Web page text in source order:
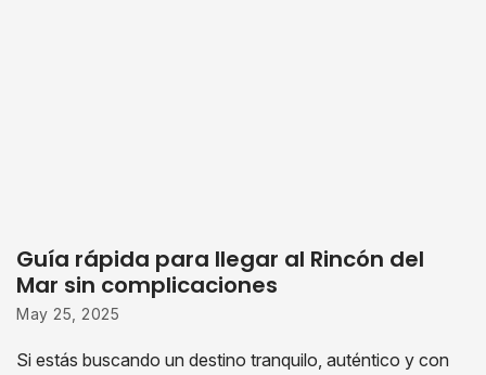
Guía rápida para llegar al Rincón del
Mar sin complicaciones
May 25, 2025
Si estás buscando un destino tranquilo, auténtico y con